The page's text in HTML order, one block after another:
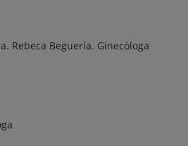
Rebeca Beguería. Ginecòloga